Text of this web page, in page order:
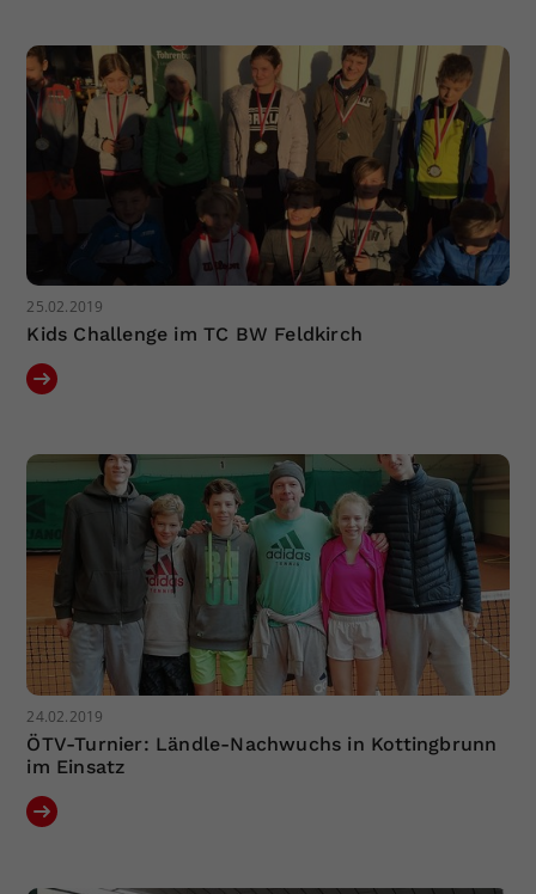
25.02.2019
Kids Challenge im TC BW Feldkirch
24.02.2019
ÖTV-Turnier: Ländle-Nachwuchs in Kottingbrunn
im Einsatz
Zweck
Einstellungen. Unter anderem eine
zufällig generierte ID, für die
historische Speicherung Ihrer
vorgenommen Einstellungen, falls der
Webseiten-Betreiber dies eingestellt
hat.